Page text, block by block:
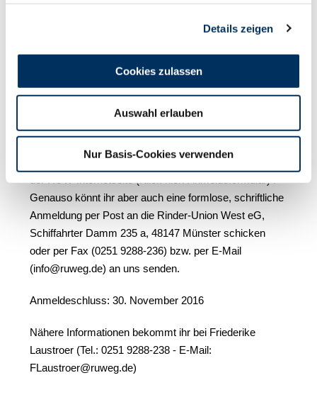
Details zeigen
Cookies zulassen
Auswahl erlauben
Nur Basis-Cookies verwenden
eingeteilt. Für den Typtierwettbewerb können sich nur
die besten Tiere aus den Altersklassen II, III, und IV
(Tiere der Teilnehmer(innen) des Vorführwettbewerbes
ab 12 Jahre) qualifizieren!
Genauso könnt ihr aber auch eine formlose, schriftliche
Anmeldung per Post an die Rinder-Union West eG,
Schiffahrter Damm 235 a, 48147 Münster schicken
oder per Fax (0251 9288-236) bzw. per E-Mail
(info@ruweg.de) an uns senden.
Anmeldeschluss: 30. November 2016
Nähere Informationen bekommt ihr bei Friederike
Laustroer (Tel.: 0251 9288-238 - E-Mail:
FLaustroer@ruweg.de)